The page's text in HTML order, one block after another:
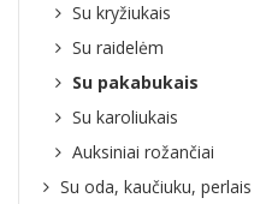
Su kryžiukais
Su raidelėm
Su pakabukais
Su karoliukais
Auksiniai rožančiai
Su oda, kaučiuku, perlais